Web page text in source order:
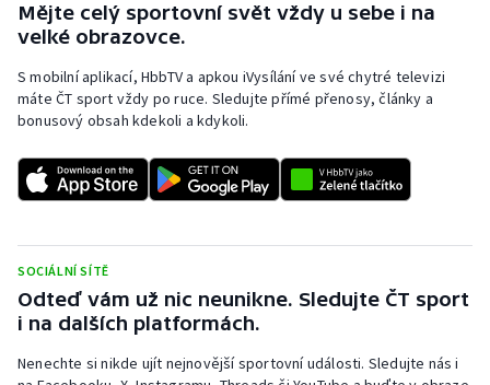
Jezdectví
Judo
Krasobruslení
Lezení
Lyže a snowboard
Moderní pětiboj
Motorsport
Mějte celý sportovní svět vždy u sebe i na
velké obrazovce.
S mobilní aplikací, HbbTV a apkou iVysílání ve své chytré televizi
máte ČT sport vždy po ruce. Sledujte přímé přenosy, články a
bonusový obsah kdekoli a kdykoli.
SOCIÁLNÍ SÍTĚ
Odteď vám už nic neunikne. Sledujte ČT sport
i na dalších platformách.
Nenechte si nikde ujít nejnovější sportovní události. Sledujte nás i